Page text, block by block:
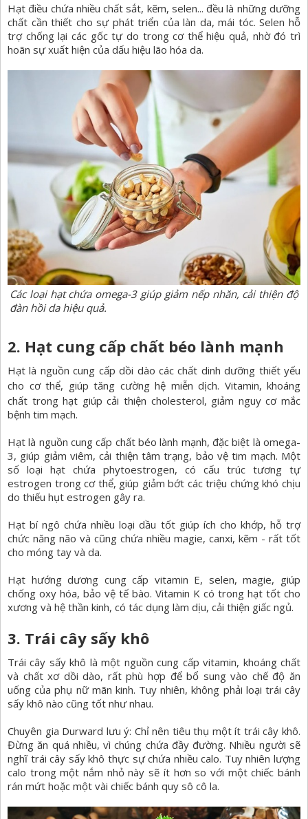
Hạt điều chứa nhiều chất sắt, kẽm, selen... đều là những dưỡng
chất cần thiết cho sự phát triển của làn da, mái tóc. Selen hỗ
trợ chống lại các gốc tự do trong cơ thể hiệu quả, nhờ đó trì
hoãn sự xuất hiện của dấu hiệu lão hóa da.
Các loại hạt chứa omega-3 giúp giảm nếp nhăn, cải thiện độ
đàn hồi da hiệu quả.
2. Hạt cung cấp chất béo lành mạnh
Hạt là nguồn cung cấp dồi dào các chất dinh dưỡng thiết yếu
cho cơ thể, giúp tăng cường hệ miễn dịch. Vitamin, khoáng
chất trong hạt giúp cải thiện cholesterol, giảm nguy cơ mắc
bệnh tim mạch.
Hạt là nguồn cung cấp chất béo lành mạnh, đặc biệt là omega-
3, giúp giảm viêm, cải thiện tâm trạng, bảo vệ tim mạch. Một
số loại hạt chứa phytoestrogen, có cấu trúc tương tự
estrogen trong cơ thể, giúp giảm bớt các triệu chứng khó chịu
do thiếu hụt estrogen gây ra.
Hạt bí ngô chứa nhiều loại dầu tốt giúp ích cho khớp, hỗ trợ
chức năng não và cũng chứa nhiều magie, canxi, kẽm - rất tốt
cho móng tay và da.
Hạt hướng dương cung cấp vitamin E, selen, magie, giúp
chống oxy hóa, bảo vệ tế bào. Vitamin K có trong hạt tốt cho
xương và hệ thần kinh, có tác dụng làm dịu, cải thiện giấc ngủ.
3. Trái cây sấy khô
Trái cây sấy khô là một nguồn cung cấp vitamin, khoáng chất
và chất xơ dồi dào, rất phù hợp để bổ sung vào chế độ ăn
uống của phụ nữ mãn kinh. Tuy nhiên, không phải loại trái cây
sấy khô nào cũng tốt như nhau.
Chuyên gia Durward lưu ý: Chỉ nên tiêu thụ một ít trái cây khô.
Đừng ăn quá nhiều, vì chúng chứa đầy đường. Nhiều người sẽ
nghĩ trái cây sấy khô thực sự chứa nhiều calo. Tuy nhiên lượng
calo trong một nắm nhỏ này sẽ ít hơn so với một chiếc bánh
rán mứt hoặc một vài chiếc bánh quy sô cô la.